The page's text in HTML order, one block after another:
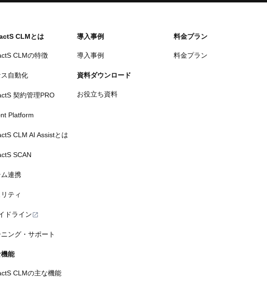
CLMとは
CLMの特徴
自動化
契約管理PRO
Platform
CLM AI Assistとは
SCAN
連携
ティ
ドライン
ニング・サポート
能
CLMの主な機能
導入事例
導入事例
資料ダウンロード
お役立ち資料
料金プラン
料金プラン